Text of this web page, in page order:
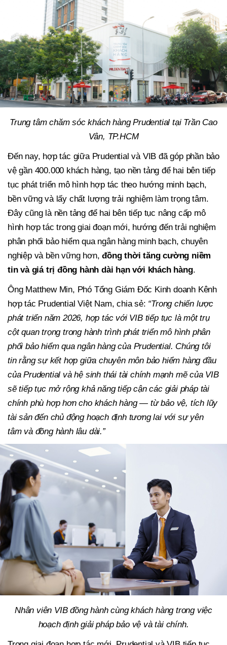
Trung tâm chăm sóc khách hàng Prudential tại Trần Cao
Vân, TP.HCM
Đến nay, hợp tác giữa Prudential và VIB đã góp phần bảo
vệ gần 400.000 khách hàng, tạo nền tảng để hai bên tiếp
tục phát triển mô hình hợp tác theo hướng minh bạch,
bền vững và lấy chất lượng trải nghiệm làm trọng tâm.
Đây cũng là nền tảng để hai bên tiếp tục nâng cấp mô
hình hợp tác trong giai đoạn mới, hướng đến trải nghiệm
phân phối bảo hiểm qua ngân hàng minh bạch, chuyên
nghiệp và bền vững hơn,đồng thời tăng cường niềm
tin và giá trị đồng hành dài hạn với khách hàng.
Ông Matthew Min, Phó Tổng Giám Đốc Kinh doanh Kênh
hợp tác Prudential Việt Nam, chia sẻ: “Trong chiến lược
phát triển năm 2026, hợp tác với VIB tiếp tục là một trụ
cột quan trọng trong hành trình phát triển mô hình phân
phối bảo hiểm qua ngân hàng của Prudential. Chúng tôi
tin rằng sự kết hợp giữa chuyên môn bảo hiểm hàng đầu
của Prudential và hệ sinh thái tài chính mạnh mẽ của VIB
sẽ tiếp tục mở rộng khả năng tiếp cận các giải pháp tài
chính phù hợp hơn cho khách hàng — từ bảo vệ, tích lũy
tài sản đến chủ động hoạch định tương lai với sự yên
tâm và đồng hành lâu dài.”
Nhân viên VIB đồng hành cùng khách hàng trong việc
hoạch định giải pháp bảo vệ và tài chính.